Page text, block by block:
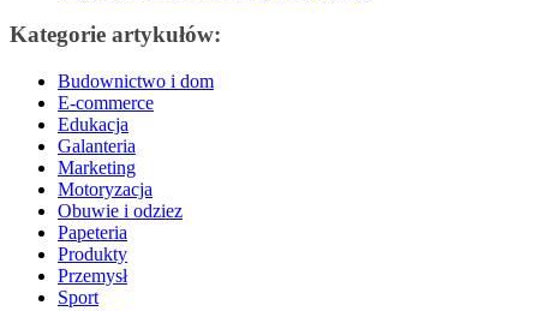
Kategorie artykułów:
Budownictwo i dom
E-commerce
Edukacja
Galanteria
Marketing
Motoryzacja
Obuwie i odziez
Papeteria
Produkty
Przemysł
Sport